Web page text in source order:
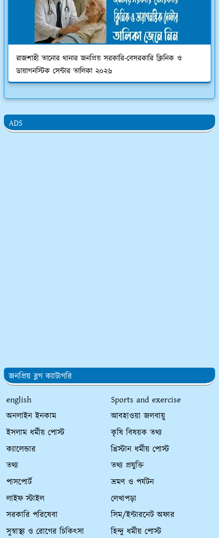
রাজশাহী তানোর থানার জনপ্রিয় সরকারি-বেসরকারি ক্লিনিক ও
ডায়াগনস্টিক সেন্টার তালিকা ২০২৬
ADS
জনপ্রিয় ব্লগ ক্যাটাগরি
english
Sports and exercise
অনলাইন ইনকাম
আবহাওয়া জলবায়ু
ইসলাম ধর্মীয় পোস্ট
কৃষি বিষয়ক তথ্য
ক্যালেন্ডার
খ্রিস্টান ধর্মীয় পোস্ট
তথ্য
তথ্য প্রযুক্তি
পাসপোর্ট
ভ্রমণ ও পর্যটন
লাইফ স্টাইল
লেখাপড়া
সরকারি পরিষেবা
সিম/ইন্টারনেট অফার
সুস্বাস্থ্য ও রোগের চিকিৎসা
হিন্দু ধর্মীয় পোস্ট